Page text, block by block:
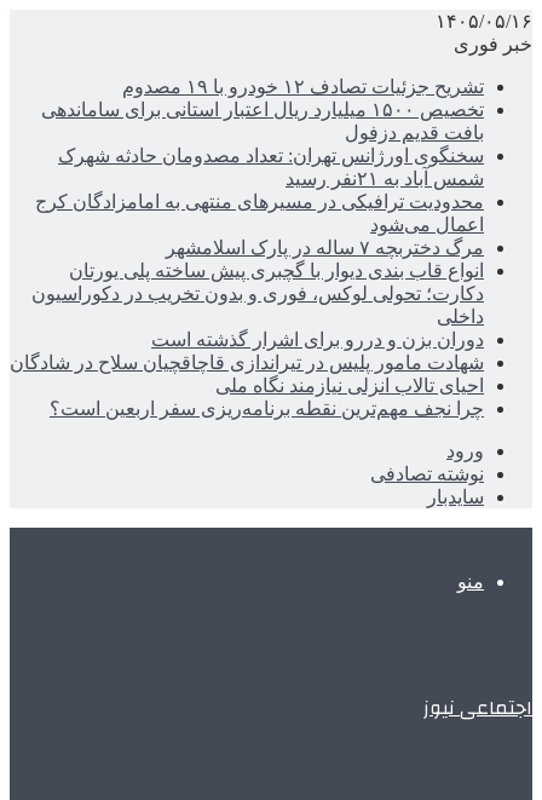
۱۴۰۵/۰۵/۱۶
خبر فوری
تشریح جزئیات تصادف ۱۲ خودرو با ۱۹ مصدوم
تخصیص ۱۵۰۰ میلیارد ریال اعتبار استانی برای ساماندهی
بافت قدیم دزفول
سخنگوی اورژانس تهران: تعداد مصدومان حادثه شهرک
شمس آباد به ۲۱نفر رسید
محدودیت ترافیکی در مسیرهای منتهی به امامزادگان کرج
اعمال می‌شود
مرگ دختربچه ۷ ساله در پارک اسلامشهر
انواع قاب بندی دیوار با گچبری پیش ساخته پلی یورتان
دکارت؛ تحولی لوکس، فوری و بدون تخریب در دکوراسیون
داخلی
دوران بزن و دررو برای اشرار گذشته است
شهادت مامور پلیس در تیراندازی قاچاقچیان سلاح در شادگان
احیای تالاب انزلی نیازمند نگاه ملی
چرا نجف مهم‌ترین نقطه برنامه‌ریزی سفر اربعین است؟
ورود
نوشته تصادفی
سایدبار
منو
اجتماعی نیوز